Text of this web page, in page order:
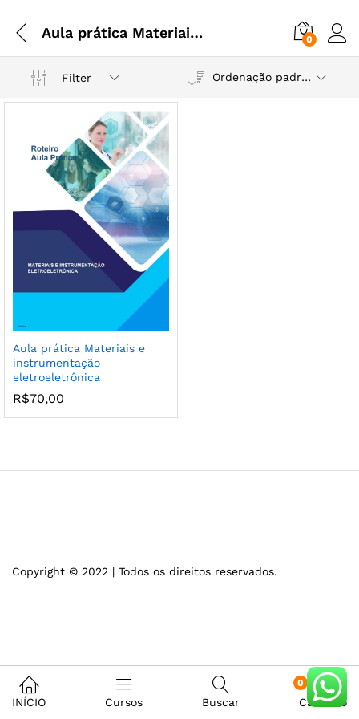
Aula prática Materiais e instrumentação eletroeletrônica 0
Filter Ordenação padrão
Aula prática Materiais e
instrumentação
eletroeletrônica
R$70,00
Copyright © 2022 | Todos os direitos reservados.
INÍCIO Cursos Buscar
0
Carrinho